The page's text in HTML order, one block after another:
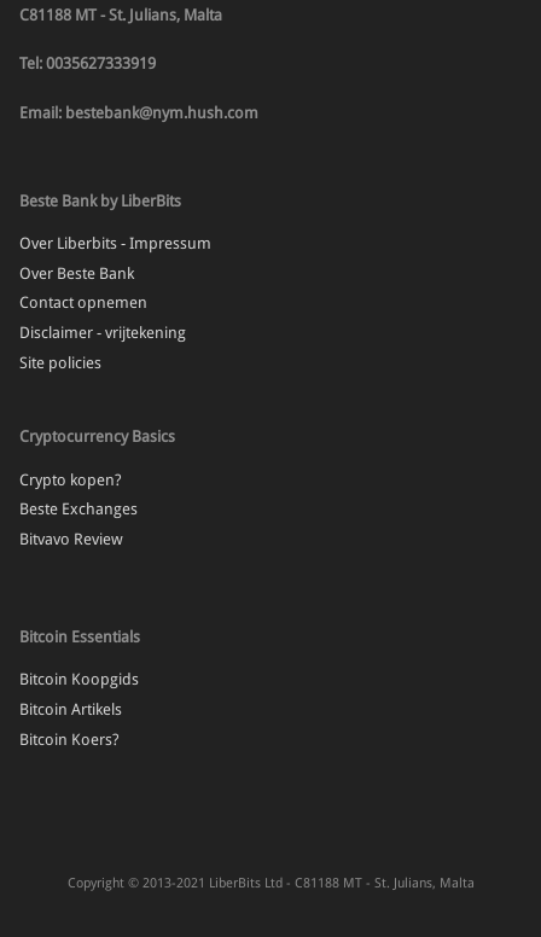
C81188 MT - St. Julians, Malta
Tel: 0035627333919
Email: bestebank@nym.hush.com
Beste Bank by LiberBits
Over Liberbits - Impressum
Over Beste Bank
Contact opnemen
Disclaimer - vrijtekening
Site policies
Cryptocurrency Basics
Crypto kopen?
Beste Exchanges
Bitvavo Review
Bitcoin Essentials
Bitcoin Koopgids
Bitcoin Artikels
Bitcoin Koers?
Copyright © 2013-2021 LiberBits Ltd - C81188 MT - St. Julians, Malta